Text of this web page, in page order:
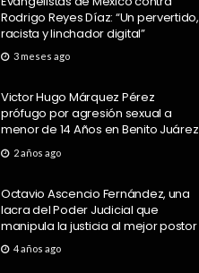
Rodrigo Reyes Díaz: “Un pervertido,
racista y linchador digital”
3 meses ago
Victor Hugo Márquez Pérez
prófugo por agresión sexual a
menor de 14 Años en Benito Juárez
2 años ago
Octavio Ascencio Fernández, una
lacra del Poder Judicial que
manipula la justicia al mejor postor
4 años ago